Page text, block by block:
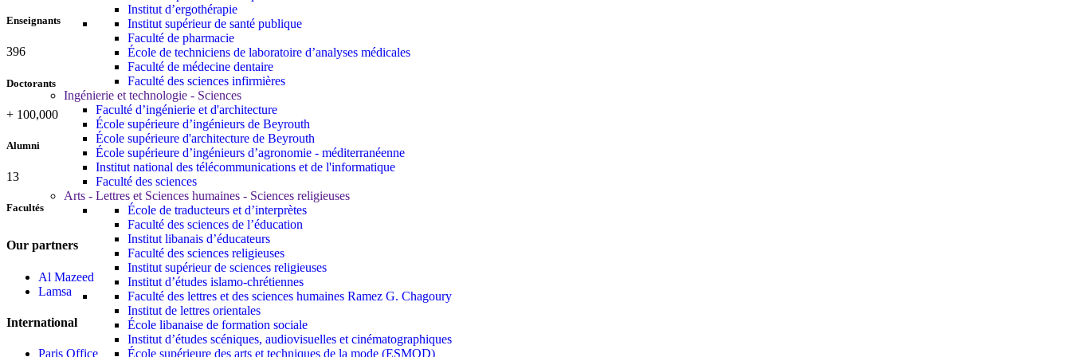
Institut d’ergothérapie
Institut supérieur de santé publique
Faculté de pharmacie
École de techniciens de laboratoire d’analyses médicales
Faculté de médecine dentaire
Faculté des sciences infirmières
Ingénierie et technologie - Sciences
Faculté d’ingénierie et d'architecture
École supérieure d’ingénieurs de Beyrouth
École supérieure d'architecture de Beyrouth
École supérieure d’ingénieurs d’agronomie - méditerranéenne
Institut national des télécommunications et de l'informatique
Faculté des sciences
Arts - Lettres et Sciences humaines - Sciences religieuses
École de traducteurs et d’interprètes
Faculté des sciences de l’éducation
Institut libanais d’éducateurs
Faculté des sciences religieuses
Institut supérieur de sciences religieuses
Institut d’études islamo-chrétiennes
Faculté des lettres et des sciences humaines Ramez G. Chagoury
Institut de lettres orientales
École libanaise de formation sociale
Institut d’études scéniques, audiovisuelles et cinématographiques
École supérieure des arts et techniques de la mode (ESMOD)
Enseignants
437
Doctorants
+ 100,000
Alumni
13
Facultés
Our partners
Al Mazeed
Lamsa
International
Paris Office